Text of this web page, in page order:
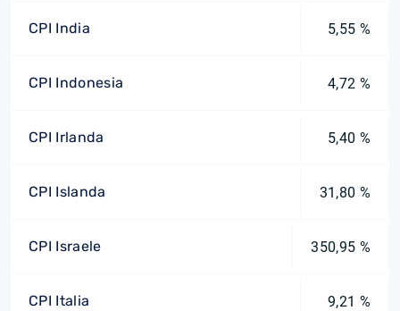
CPI India 5,55 %
CPI Indonesia 4,72 %
CPI Irlanda 5,40 %
CPI Islanda 31,80 %
CPI Israele 350,95 %
CPI Italia 9,21 %